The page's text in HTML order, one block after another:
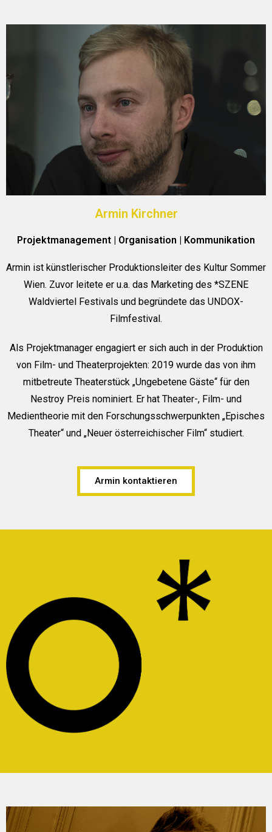
Armin Kirchner
Projektmanagement | Organisation | Kommunikation
Armin ist künstlerischer Produktionsleiter des Kultur Sommer
Wien. Zuvor leitete er u.a. das Marketing des *SZENE
Waldviertel Festivals und begründete das UNDOX-
Filmfestival.
Als Projektmanager engagiert er sich auch in der Produktion
von Film- und Theaterprojekten: 2019 wurde das von ihm
mitbetreute Theaterstück „Ungebetene Gäste“ für den
Nestroy Preis nominiert. Er hat Theater-, Film- und
Medientheorie mit den Forschungsschwerpunkten „Episches
Theater“ und „Neuer österreichischer Film“ studiert.
Armin kontaktieren